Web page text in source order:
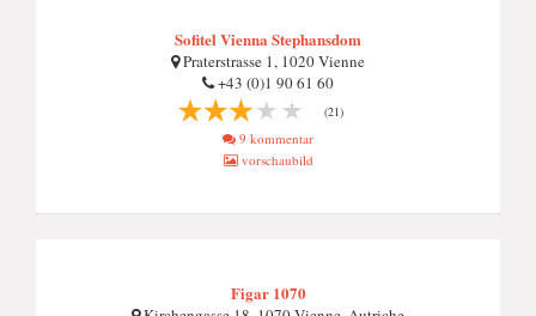
Sofitel Vienna Stephansdom
Praterstrasse 1, 1020 Vienne
+43 (0)1 90 61 60
(21)
9 kommentar
vorschaubild
Figar 1070